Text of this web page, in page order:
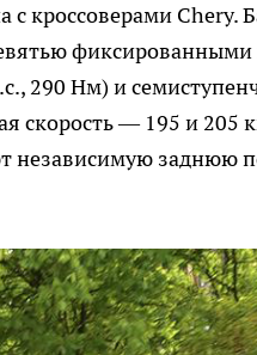
кроссоверами Chery.
290 Нм) и
скорость — 195 и 205
независимую заднюю